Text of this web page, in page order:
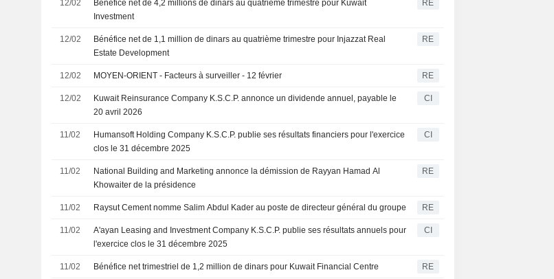
12/02
Bénéfice net de 4,2 millions de dinars au quatrième trimestre pour Kuwait
Investment
RE
12/02
Bénéfice net de 1,1 million de dinars au quatrième trimestre pour Injazzat Real
Estate Development
RE
12/02 MOYEN-ORIENT - Facteurs à surveiller - 12 février RE
12/02
Kuwait Reinsurance Company K.S.C.P. annonce un dividende annuel, payable le
20 avril 2026
CI
11/02
Humansoft Holding Company K.S.C.P. publie ses résultats financiers pour l'exercice
clos le 31 décembre 2025
CI
11/02
National Building and Marketing annonce la démission de Rayyan Hamad Al
Khowaiter de la présidence
RE
11/02 Raysut Cement nomme Salim Abdul Kader au poste de directeur général du groupe RE
11/02
A'ayan Leasing and Investment Company K.S.C.P. publie ses résultats annuels pour
l'exercice clos le 31 décembre 2025
CI
11/02 Bénéfice net trimestriel de 1,2 million de dinars pour Kuwait Financial Centre RE